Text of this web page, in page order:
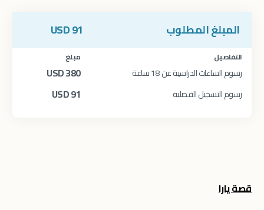
المبلغ المطلوب 91
USD
التفاصيل مبلغ
رسوم الساعات الدراسية عن 18 ساعة 380
USD
رسوم التسجيل الفصلية 91
USD
قصة يارا